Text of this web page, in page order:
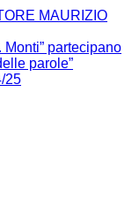
MAURIZIO
Monti” partecipano
parole”
25